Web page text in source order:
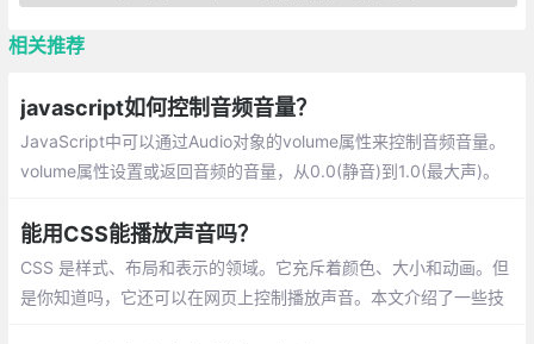
相关推荐
javascript如何控制音频音量？
JavaScript中可以通过Audio对象的volume属性来控制音频音量。
volume属性设置或返回音频的音量，从0.0(静音)到1.0(最大声)。
能用CSS能播放声音吗？
CSS 是样式、布局和表示的领域。它充斥着颜色、大小和动画。但
是你知道吗，它还可以在网页上控制播放声音。本文介绍了一些技